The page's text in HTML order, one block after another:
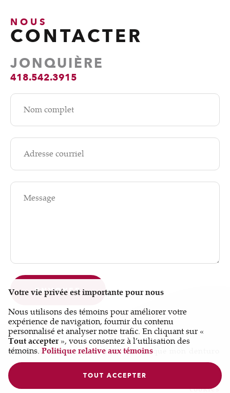
NOUS
CONTACTER
JONQUIÈRE
418.542.3915
Nom complet
Adresse courriel
Message
ENVOYER
Tous droits réservés 2026 © Clinique mon denturo
Conception et réalisation :Nubee
Politique de confidentialité|
cookies
Votre vie privée est importante pour nous
Nous utilisons des témoins pour améliorer votre
expérience de navigation, fournir du contenu
personnalisé et analyser notre trafic. En cliquant sur «
Tout accepter», vous consentez à l’utilisation des
témoins. Politique relative aux témoins
TOUT ACCEPTER